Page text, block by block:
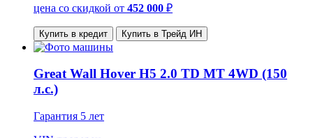
цена со скидкой от 452 000 ₽
Купить в кредит Купить в Трейд ИН
Great Wall Hover H5 2.0 TD MT 4WD (150
л.с.)
Гарантия 5 лет